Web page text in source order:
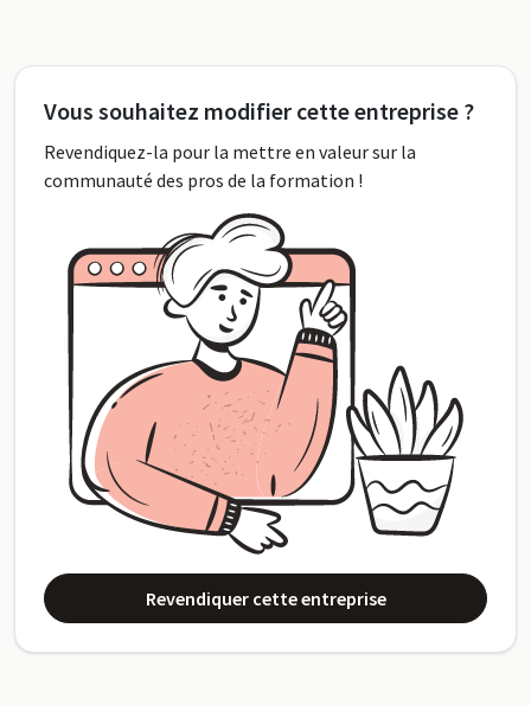
Vous souhaitez modifier cette entreprise ?
Revendiquez-la pour la mettre en valeur sur la
communauté des pros de la formation !
Revendiquer cette entreprise